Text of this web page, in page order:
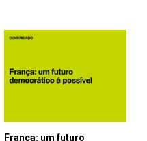
França: um futuro